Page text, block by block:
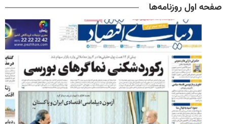
صفحه اول روزنامه‌ها